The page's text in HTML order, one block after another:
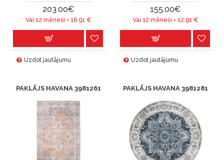
203.00€
Vai 12 mēneši = 16.91 €
Uzdot jautājumu
155.00€
Vai 12 mēneši = 12.91 €
Uzdot jautājumu
PAKLĀJS HAVANA 3981261 PAKLĀJS HAVANA 3981281